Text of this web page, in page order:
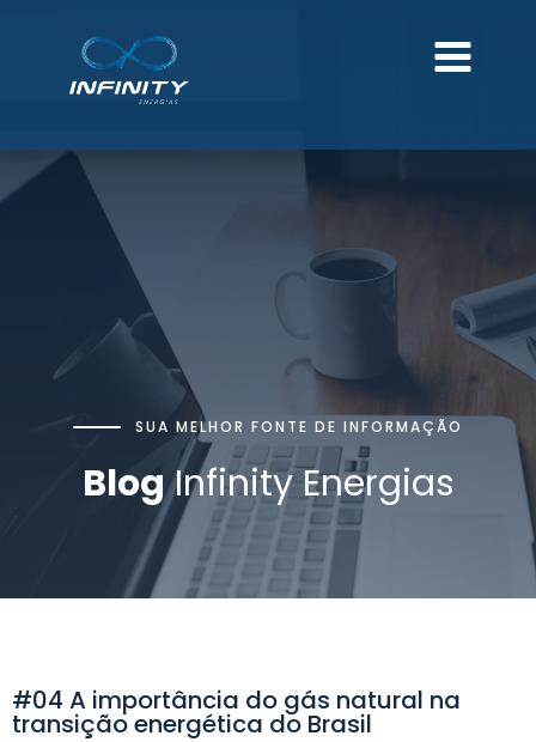
SUA MELHOR FONTE DE INFORMAÇÃO
BlogInfinity Energias
#04 A importância do gás natural na
transição energética do Brasil